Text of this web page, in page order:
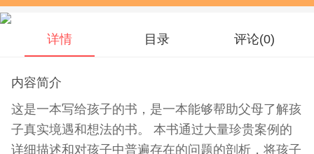
详情 目录 评论(0)
内容简介
这是一本写给孩子的书，是一本能够帮助父母了解孩
子真实境遇和想法的书。 本书通过大量珍贵案例的
详细描述和对孩子中普遍存在的问题的剖析，将孩子